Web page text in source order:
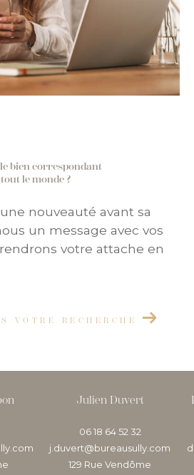
bien correspondant
le monde ?
nouveauté avant sa
un message avec vos
votre attache en
VOTRE RECHERCHE
Julien Duvert
06 18 64 52 32
j.duvert@bureausully.com
129 Rue Vendôme